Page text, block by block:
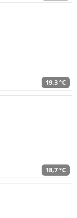
19,3 °C
18,7 °C